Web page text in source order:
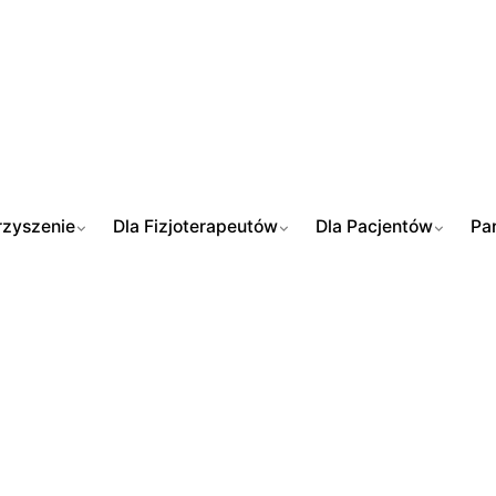
Dla Fizjoterapeutów Dla Pacjentów